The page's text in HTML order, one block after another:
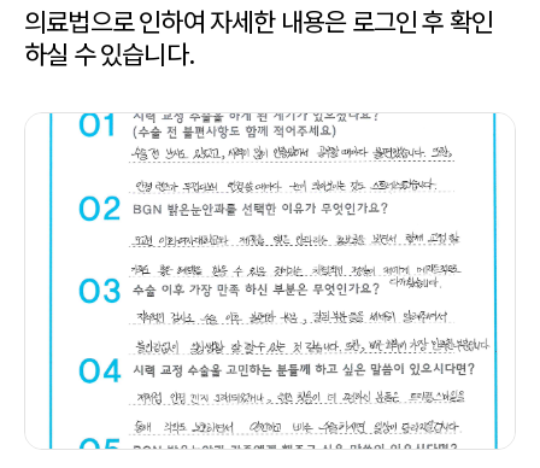
의료법으로 인하여 자세한 내용은 로그인 후 확인
하실 수 있습니다.